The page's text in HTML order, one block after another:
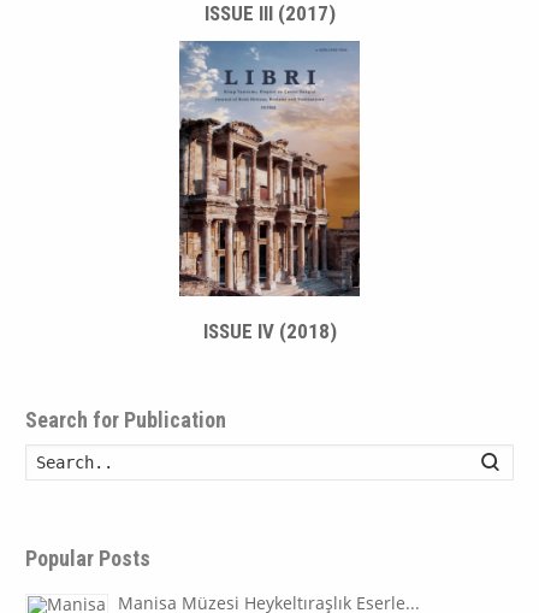
ISSUE III (2017)
ISSUE IV (2018)
Search for Publication
Popular Posts
Manisa Müzesi Heykeltıraşlık Eserle...